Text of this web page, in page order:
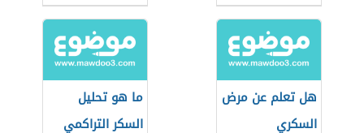
هل تعلم عن مرض
السكري
ما هو تحليل
السكر التراكمي